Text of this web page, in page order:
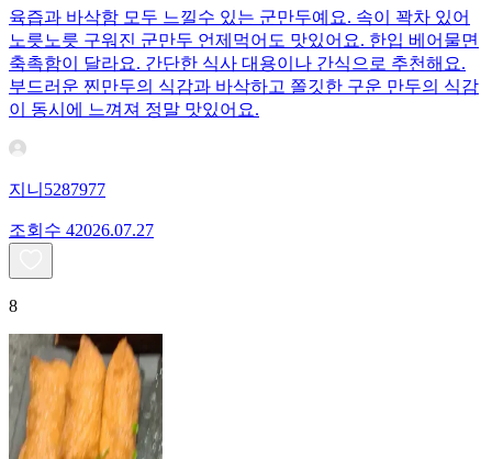
육즙과 바삭함 모두 느낄수 있는 군만두예요. 속이 꽉차 있어
노릇노릇 구워진 군만두 언제먹어도 맛있어요. 한입 베어물면
축촉함이 달라요. 간단한 식사 대용이나 간식으로 추천해요.
부드러운 찐만두의 식감과 바삭하고 쫄깃한 구운 만두의 식감
이 동시에 느껴져 정말 맛있어요.
지니5287977
조회수 42026.07.27
8